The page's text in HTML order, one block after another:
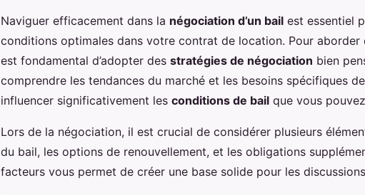
Naviguer efficacement dans la négociation d’un bail est essentiel
conditions optimales dans votre contrat de location. Pour aborder
est fondamental d’adopter des stratégies de négociation bien
comprendre les tendances du marché et les besoins spécifiques
influencer significativement les conditions de bail que vous
Lors de la négociation, il est crucial de considérer plusieurs
du bail, les options de renouvellement, et les obligations
facteurs vous permet de créer une base solide pour les